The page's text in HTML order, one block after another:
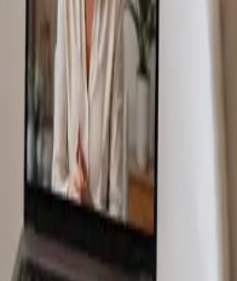
y Linfologia